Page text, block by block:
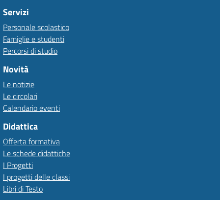
Servizi
Personale scolastico
Famiglie e studenti
Percorsi di studio
Novità
Le notizie
Le circolari
Calendario eventi
Didattica
Offerta formativa
Le schede didattiche
I Progetti
I progetti delle classi
Libri di Testo